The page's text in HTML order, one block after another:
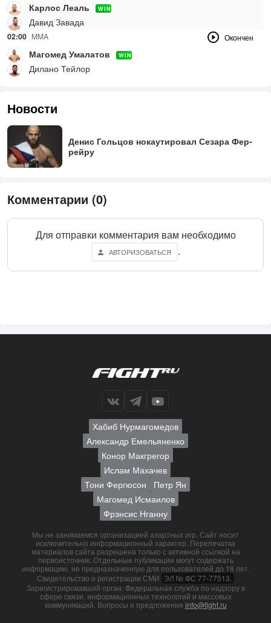
Карлос Леаль WIN
Давид Завада
02:00 MMA Окончен
Магомед Умалатов WIN
Дилано Тейлор
Новости
Де­нис Голь­цов но­ка­ути­ровал Се­зара Фер­
рей­ру
Комментарии (0)
Для отправки комментария вам необходимо
АВТОРИЗОВАТЬСЯ .
Хабиб Нурмагомедов
Александр Емельяненко
Конор Макгрегор
Ислам Махачев
Тони Фергюсон
Петр Ян
Магомед Исмаилов
Фрэнсис Нганну
Мы не занимаемся организацией азартных игр. Сайт носит
исключительно информационный характер. Перепечатка
материалов сайта разрешена только с активной ссылкой на
первоисточник. Отдельные публикации могут содержать
информацию, не предназначенную для пользователей до 18 лет.
Свидетельство о регистрации СМИ ЭЛ № ФС 77-77513.
Зарегистрировавший орган: Федеральная служба по надзору в
сфере связи, информационных технологий и массовых
коммуникаций. Вопросы и предложения info@fight.ru